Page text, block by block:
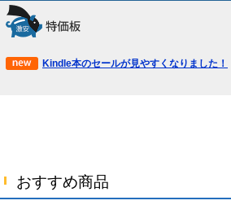
Kindle本のセールが見やすくなりました！
おすすめ商品